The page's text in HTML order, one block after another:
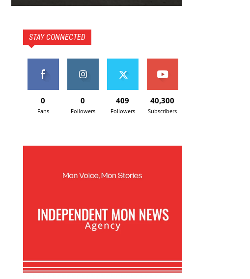
STAY CONNECTED
0
Fans
0
Followers
409
Followers
40,300
Subscribers